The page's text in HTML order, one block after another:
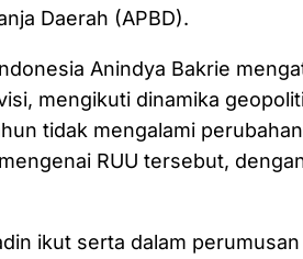
Daerah (APBD).
Anindya Bakrie
mengikuti dinamika
tidak mengalami
RUU tersebut,
ikut serta dalam